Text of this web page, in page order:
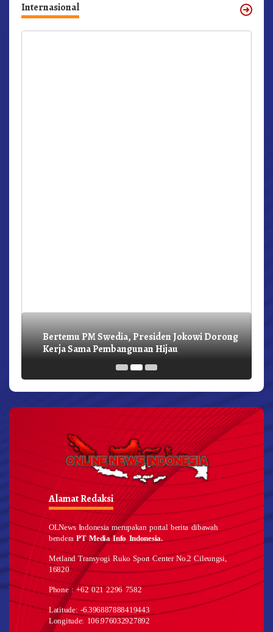
Internasional
Bertemu PM Swedia, Presiden Jokowi Dorong
Kerja Sama Pembangunan Hijau
Alamat Redaksi
OLNews Indonesia merupakan portal berita dibawah
benderaPT Media Info Indonesia.
Metland Transyogi Ruko Sport Center No.2 Cileungsi,
16820
Phone : +62 021 2296 7582
Latitude: -6.396887888419443
Longitude: 106.976032927892